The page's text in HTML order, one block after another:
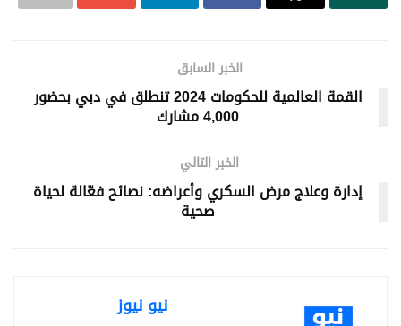
الخبر السابق
القمة العالمية للحكومات 2024 تنطلق في دبي بحضور
4,000 مشارك
الخبر التالي
إدارة وعلاج مرض السكري وأعراضه: نصائح فعّالة لحياة
صحية
نيو نيوز